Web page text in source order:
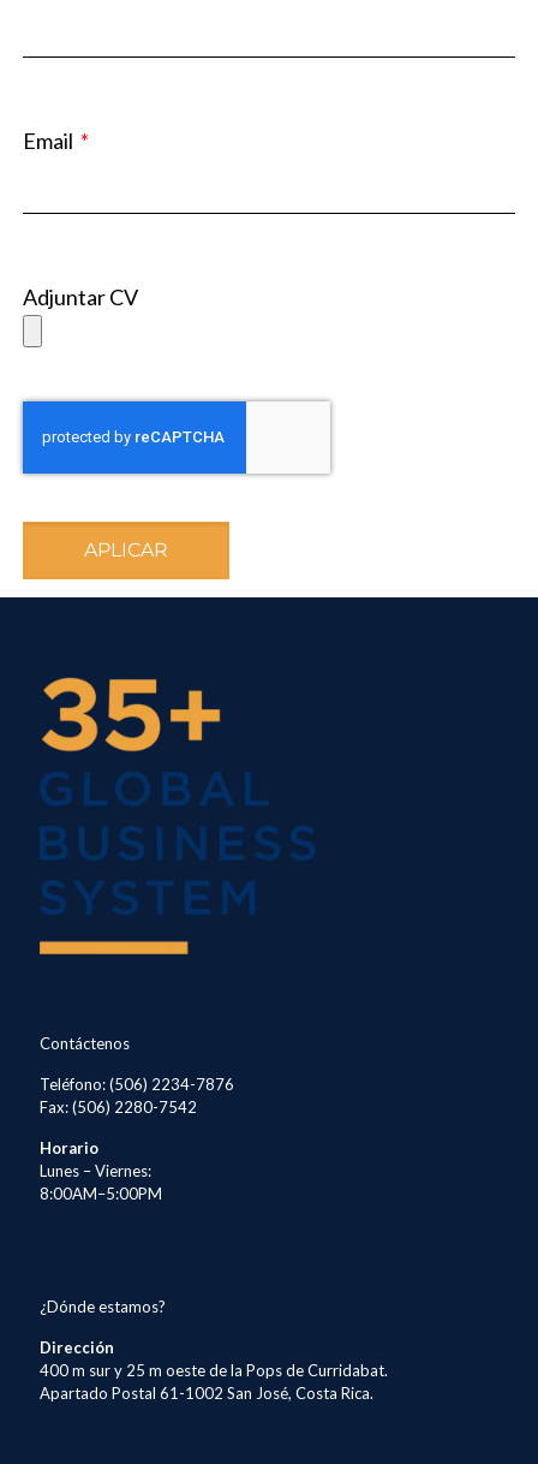
Email
Adjuntar CV
APLICAR
Contáctenos
Teléfono: (506) 2234-7876
Fax: (506) 2280-7542
Horario
Lunes – Viernes:
8:00AM–5:00PM
¿Dónde estamos?
Dirección
400 m sur y 25 m oeste de la Pops de Curridabat.
Apartado Postal 61-1002 San José, Costa Rica.